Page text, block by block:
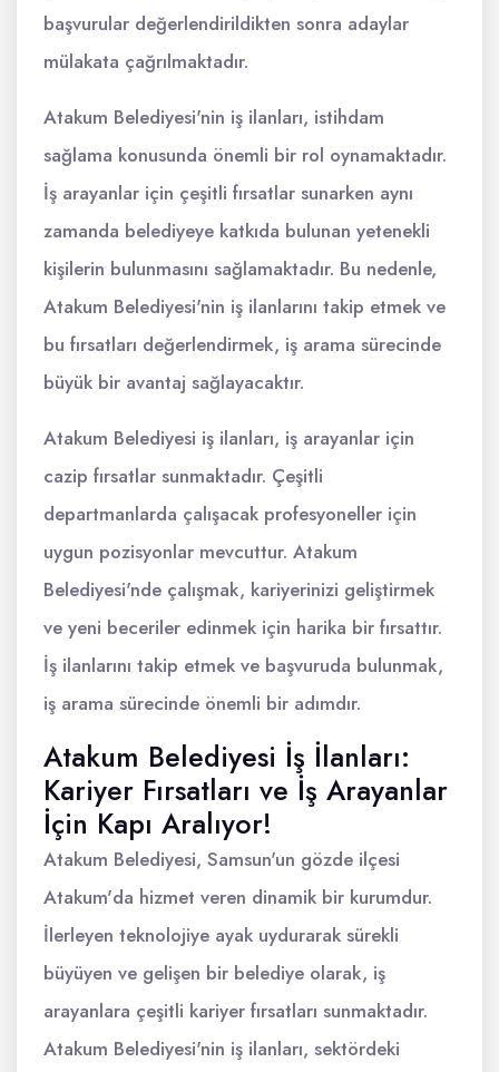
başvurular değerlendirildikten sonra adaylar
mülakata çağrılmaktadır.
Atakum Belediyesi'nin iş ilanları, istihdam
sağlama konusunda önemli bir rol oynamaktadır.
İş arayanlar için çeşitli fırsatlar sunarken aynı
zamanda belediyeye katkıda bulunan yetenekli
kişilerin bulunmasını sağlamaktadır. Bu nedenle,
Atakum Belediyesi'nin iş ilanlarını takip etmek ve
bu fırsatları değerlendirmek, iş arama sürecinde
büyük bir avantaj sağlayacaktır.
Atakum Belediyesi iş ilanları, iş arayanlar için
cazip fırsatlar sunmaktadır. Çeşitli
departmanlarda çalışacak profesyoneller için
uygun pozisyonlar mevcuttur. Atakum
Belediyesi'nde çalışmak, kariyerinizi geliştirmek
ve yeni beceriler edinmek için harika bir fırsattır.
İş ilanlarını takip etmek ve başvuruda bulunmak,
iş arama sürecinde önemli bir adımdır.
Atakum Belediyesi İş İlanları:
Kariyer Fırsatları ve İş Arayanlar
İçin Kapı Aralıyor!
Atakum Belediyesi, Samsun'un gözde ilçesi
Atakum'da hizmet veren dinamik bir kurumdur.
İlerleyen teknolojiye ayak uydurarak sürekli
büyüyen ve gelişen bir belediye olarak, iş
arayanlara çeşitli kariyer fırsatları sunmaktadır.
Atakum Belediyesi'nin iş ilanları, sektördeki